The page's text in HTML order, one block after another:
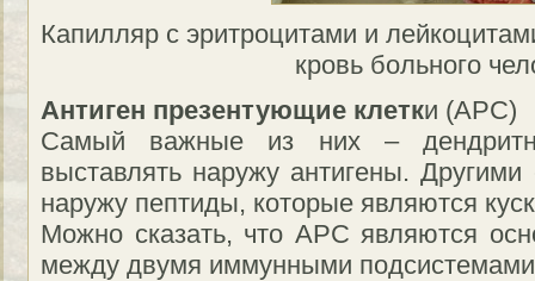
Капилляр с эритроцитами и
кровь больного
Антиген презентующие клетки (APC)
Самый важные из них –
выставлять наружу антигены.
наружу пептиды, которые являются
Можно сказать, что APC являются
между двумя иммунными